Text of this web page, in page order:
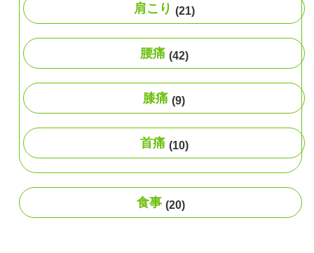
肩こり (21)
腰痛 (42)
膝痛 (9)
首痛 (10)
食事 (20)